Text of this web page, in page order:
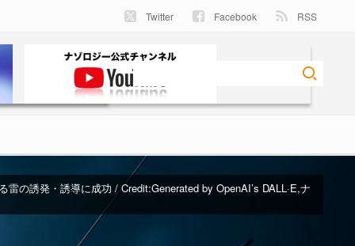
Twitter Facebook RSS
雷の誘発・誘導に成功 / Credit:Generated by OpenAI’s DALL·E,ナ